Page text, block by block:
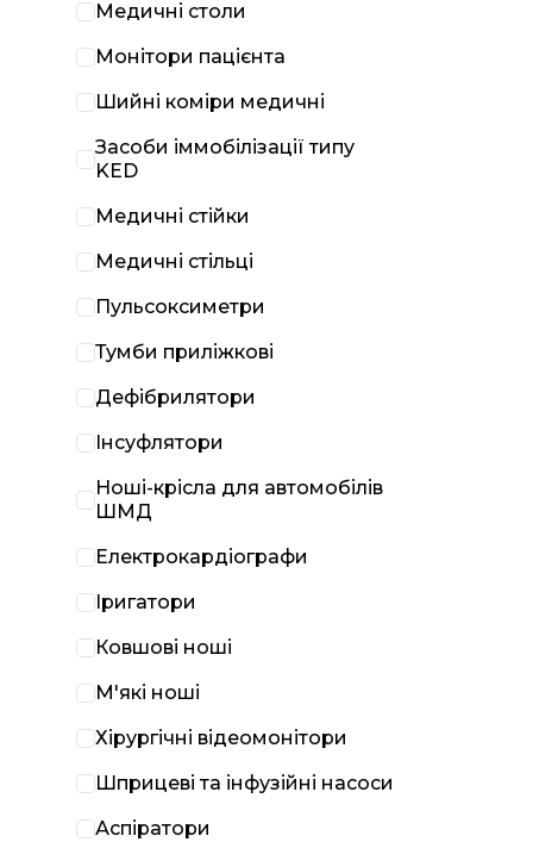
Медичні столи
Монітори пацієнта
Шийні коміри медичні
Засоби іммобілізації типу
KED
Медичні стійки
Медичні стільці
Пульсоксиметри
Тумби приліжкові
Дефібрилятори
Інсуфлятори
Ноші-крісла для автомобілів
ШМД
Електрокардіографи
Іригатори
Ковшові ноші
М'які ноші
Хірургічні відеомонітори
Шприцеві та інфузійні насоси
Аспіратори